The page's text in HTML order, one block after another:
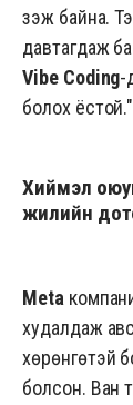
үзэж байна.
давтагдаж
Vibe Coding-
болох
Хиймэл
жилийн
Meta
худалдаж
хөрөнгөтэй
болсон. Ван